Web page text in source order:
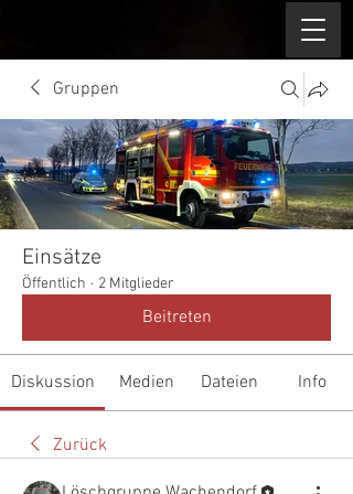
Gruppen
Einsätze
Öffentlich · 2 Mitglieder
Beitreten
Diskussion Medien Dateien Info
Zurück